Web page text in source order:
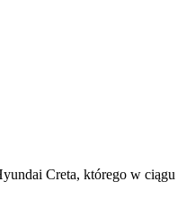
Creta, którego w ciągu